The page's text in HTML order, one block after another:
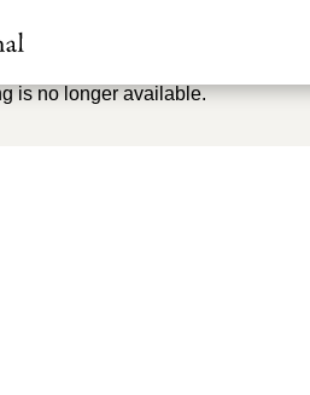
is no longer available.